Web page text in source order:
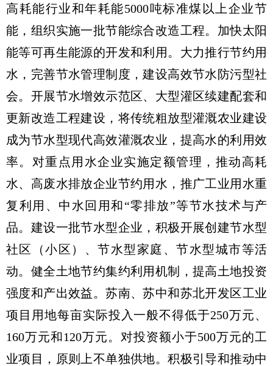
高耗能行业和年耗能5000吨标准煤以上企业节
能，组织实施一批节能综合改造工程。加快太阳
能等可再生能源的开发和利用。大力推行节约用
水，完善节水管理制度，建设高效节水防污型社
会。开展节水增效示范区、大型灌区续建配套和
更新改造工程建设，将传统粗放型灌溉农业建设
成为节水型现代高效灌溉农业，提高水的利用效
率。对重点用水企业实施定额管理，推动高耗
水、高废水排放企业节约用水，推广工业用水重
复利用、中水回用和“零排放”等节水技术与产
品。建设一批节水型企业，积极开展创建节水型
社区（小区）、节水型家庭、节水型城市等活
动。健全土地节约集约利用机制，提高土地投资
强度和产出效益。苏南、苏中和苏北开发区工业
项目用地每亩实际投入一般不得低于250万元、
160万元和120万元。对投资额小于500万元的工
业项目，原则上不单独供地。积极引导和推动中